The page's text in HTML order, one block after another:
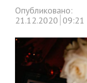
Опубликовано:
21.12.2020 09:21